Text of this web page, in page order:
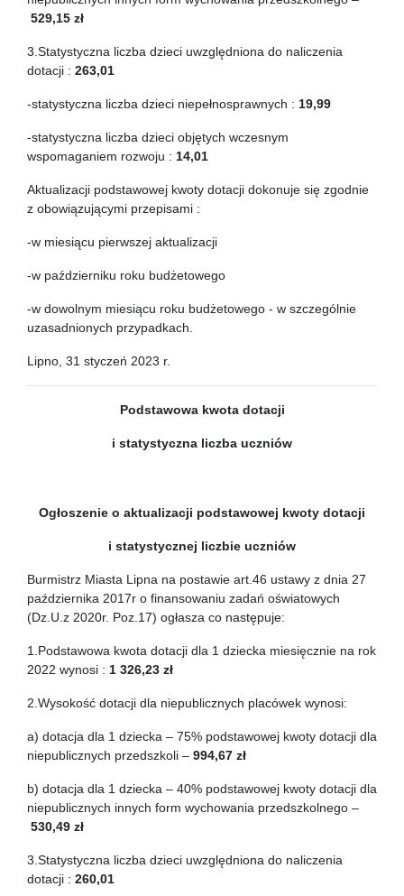
529,15 zł
3.Statystyczna liczba dzieci uwzględniona do naliczenia
dotacji : 263,01
-statystyczna liczba dzieci niepełnosprawnych : 19,99
-statystyczna liczba dzieci objętych wczesnym
wspomaganiem rozwoju : 14,01
Aktualizacji podstawowej kwoty dotacji dokonuje się zgodnie
z obowiązującymi przepisami :
-w miesiącu pierwszej aktualizacji
-w październiku roku budżetowego
-w dowolnym miesiącu roku budżetowego - w szczególnie
uzasadnionych przypadkach.
Lipno, 31 styczeń 2023 r.
Podstawowa kwota dotacji
i statystyczna liczba uczniów
Ogłoszenie o aktualizacji podstawowej kwoty dotacji
i statystycznej liczbie uczniów
Burmistrz Miasta Lipna na postawie art.46 ustawy z dnia 27
października 2017r o finansowaniu zadań oświatowych
(Dz.U.z 2020r. Poz.17) ogłasza co następuje:
1.Podstawowa kwota dotacji dla 1 dziecka miesięcznie na rok
2022 wynosi : 1 326,23 zł
2.Wysokość dotacji dla niepublicznych placówek wynosi:
a) dotacja dla 1 dziecka – 75% podstawowej kwoty dotacji dla
niepublicznych przedszkoli – 994,67 zł
b) dotacja dla 1 dziecka – 40% podstawowej kwoty dotacji dla
niepublicznych innych form wychowania przedszkolnego –
530,49 zł
3.Statystyczna liczba dzieci uwzględniona do naliczenia
dotacji : 260,01